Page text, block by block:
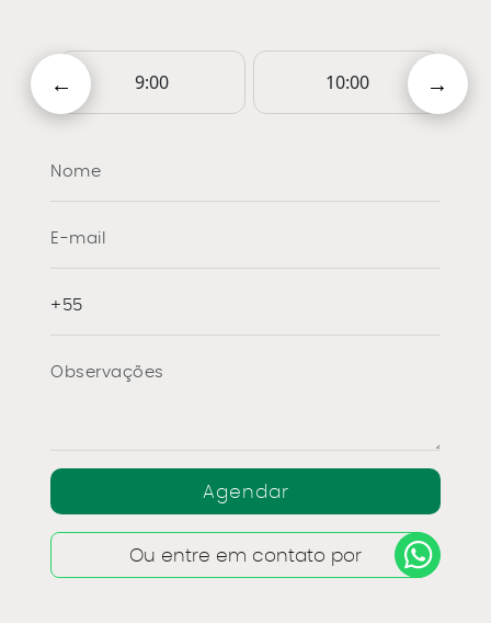
9:00 10:00
Ou entre em contato por